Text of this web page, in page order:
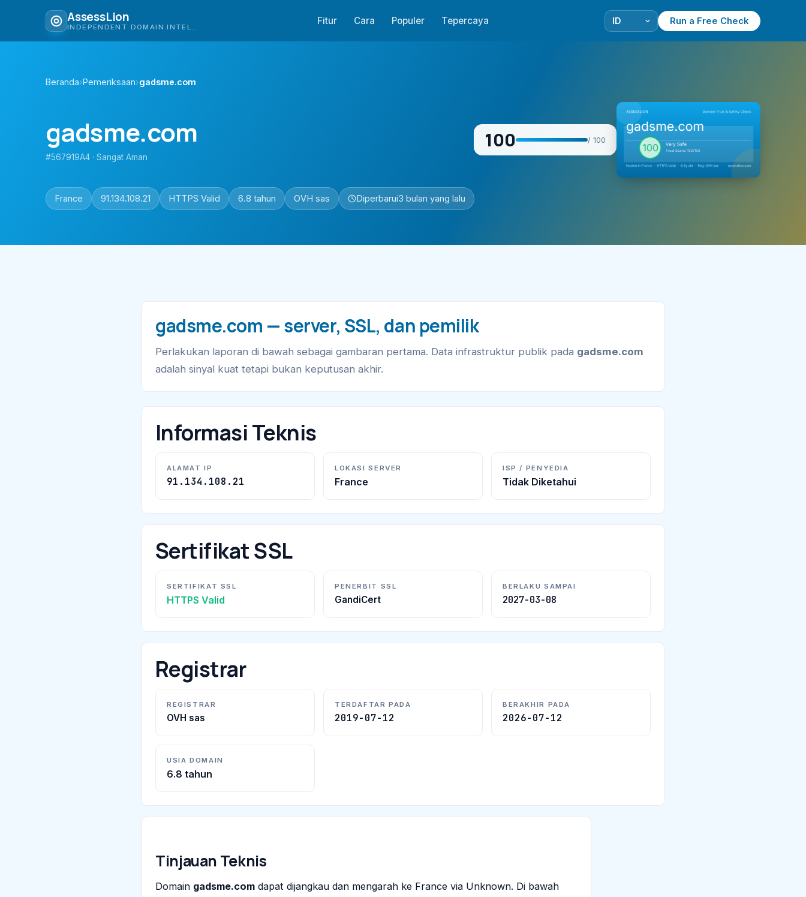
AssessLion Fitur Cara Populer Tepercaya Run a Free Check
Beranda›Pemeriksaan›gadsme.com
gadsme.com
#567919A4 · Sangat Aman
100 / 100
France 91.134.108.21 HTTPS Valid 6.8 tahun OVH sas Diperbarui3 bulan yang lalu
gadsme.com — server, SSL, dan pemilik
Perlakukan laporan di bawah sebagai gambaran pertama. Data infrastruktur publik pada gadsme.com
adalah sinyal kuat tetapi bukan keputusan akhir.
Informasi Teknis
ALAMAT IP
91.134.108.21
LOKASI SERVER
France
ISP / PENYEDIA
Tidak Diketahui
Sertifikat SSL
SERTIFIKAT SSL
HTTPS Valid
PENERBIT SSL
GandiCert
BERLAKU SAMPAI
2027-03-08
Registrar
REGISTRAR
OVH sas
TERDAFTAR PADA
2019-07-12
BERAKHIR PADA
2026-07-12
USIA DOMAIN
6.8 tahun
Tinjauan Teknis
Domain gadsme.com dapat dijangkau dan mengarah ke France via Unknown. Di bawah